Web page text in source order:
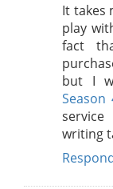
It takes
play
fact
but I
Season
writing